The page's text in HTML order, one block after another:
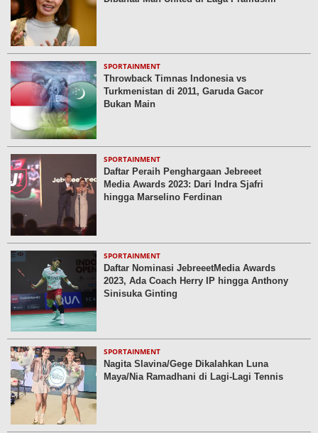
SPORTAINMENT
Throwback Timnas Indonesia vs
Turkmenistan di 2011, Garuda Gacor
Bukan Main
SPORTAINMENT
Daftar Peraih Penghargaan Jebreeet
Media Awards 2023: Dari Indra Sjafri
hingga Marselino Ferdinan
SPORTAINMENT
Daftar Nominasi JebreeetMedia Awards
2023, Ada Coach Herry IP hingga Anthony
Sinisuka Ginting
SPORTAINMENT
Nagita Slavina/Gege Dikalahkan Luna
Maya/Nia Ramadhani di Lagi-Lagi Tennis